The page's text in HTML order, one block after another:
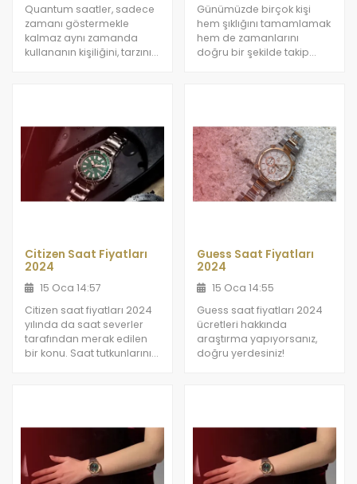
Quantum saatler, sadece
zamanı göstermekle
kalmaz aynı zamanda
kullananın kişiliğini, tarzını
Günümüzde birçok kişi
hem şıklığını tamamlamak
hem de zamanlarını
doğru bir şekilde takip
Citizen Saat Fiyatları
2024
15 Oca 14:57
Citizen saat fiyatları 2024
yılında da saat severler
tarafından merak edilen
bir konu. Saat tutkunlarının
Guess Saat Fiyatları
2024
15 Oca 14:55
Guess saat fiyatları 2024
ücretleri hakkında
araştırma yapıyorsanız,
doğru yerdesiniz!